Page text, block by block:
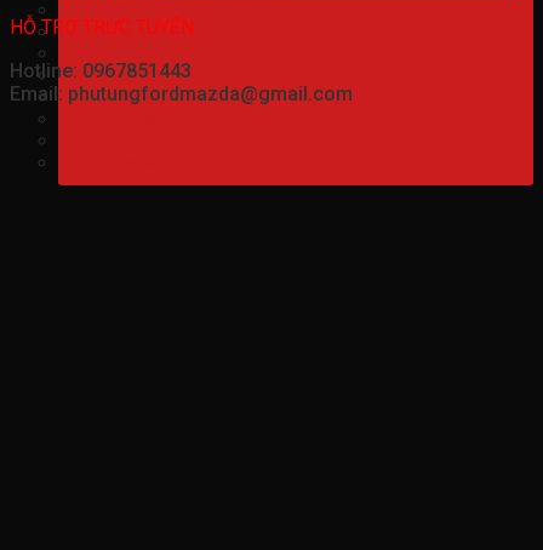
Ford Focus
Ford Modeo
Ford Transit
HỖ TRỢ TRỰC TUYẾN
Hotline: 0967851443
Email: phutungfordmazda@gmail.com